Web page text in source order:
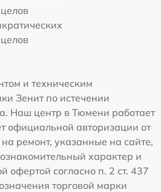
и техническим
Зенит по истечении
Наш центр в Тюмени работает
официальной авторизации от
ремонт, указанные на сайте,
характер и
офертой согласно п. 2 ст. 437
торговой марки